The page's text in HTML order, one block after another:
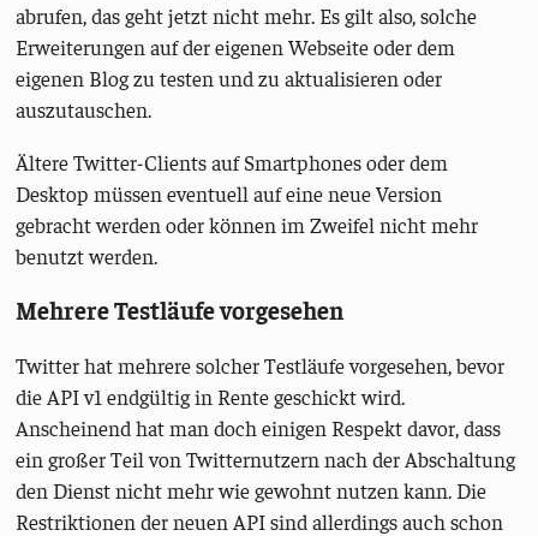
abrufen, das geht jetzt nicht mehr. Es gilt also, solche
Erweiterungen auf der eigenen Webseite oder dem
eigenen Blog zu testen und zu aktualisieren oder
auszutauschen.
Ältere Twitter-Clients auf Smartphones oder dem
Desktop müssen eventuell auf eine neue Version
gebracht werden oder können im Zweifel nicht mehr
benutzt werden.
Mehrere Testläufe vorgesehen
Twitter hat mehrere solcher Testläufe vorgesehen, bevor
die API v1 endgültig in Rente geschickt wird.
Anscheinend hat man doch einigen Respekt davor, dass
ein großer Teil von Twitternutzern nach der Abschaltung
den Dienst nicht mehr wie gewohnt nutzen kann. Die
Restriktionen der neuen API sind allerdings auch schon